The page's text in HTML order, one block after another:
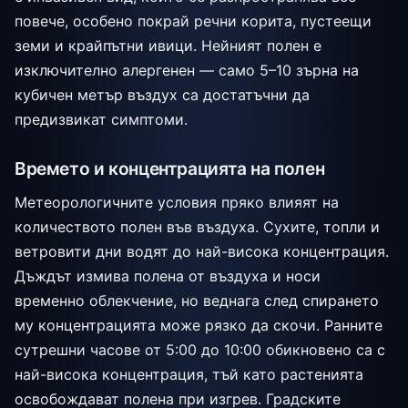
повече, особено покрай речни корита, пустеещи
земи и крайпътни ивици. Нейният полен е
изключително алергенен — само 5–10 зърна на
кубичен метър въздух са достатъчни да
предизвикат симптоми.
Времето и концентрацията на полен
Метеорологичните условия пряко влияят на
количеството полен във въздуха. Сухите, топли и
ветровити дни водят до най-висока концентрация.
Дъждът измива полена от въздуха и носи
временно облекчение, но веднага след спирането
му концентрацията може рязко да скочи. Ранните
сутрешни часове от 5:00 до 10:00 обикновено са с
най-висока концентрация, тъй като растенията
освобождават полена при изгрев. Градските